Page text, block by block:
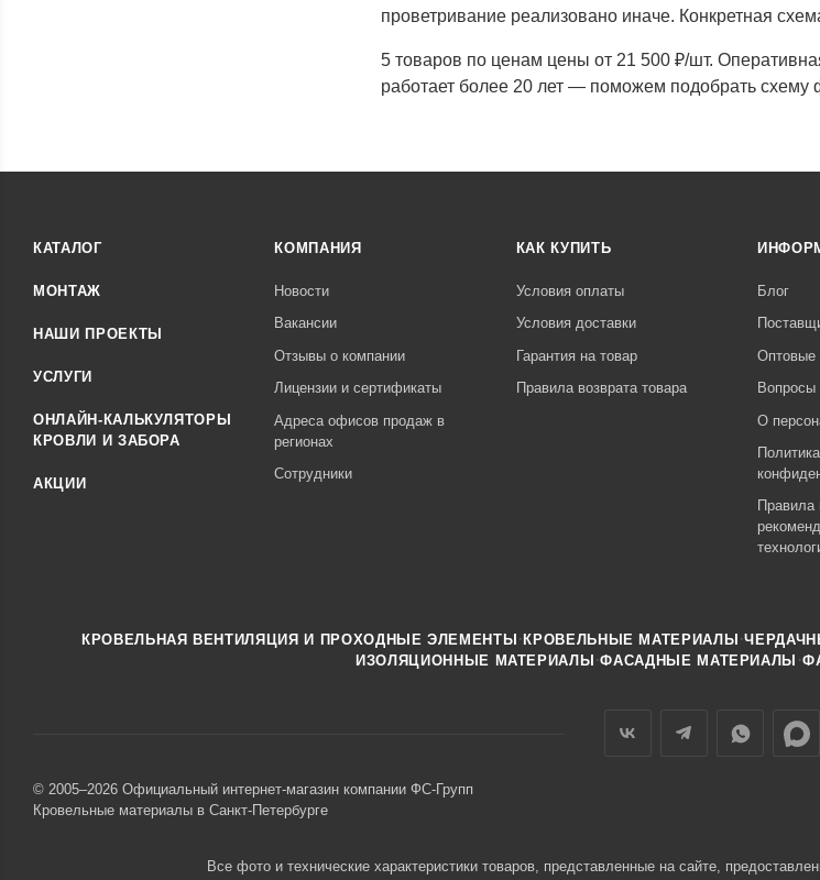
проветривание реализовано иначе. Конкретная
5 товаров по ценам цены от 21 500 ₽/шт.
работает более 20 лет — поможем подобрать схему
КАТАЛОГ
МОНТАЖ
НАШИ ПРОЕКТЫ
УСЛУГИ
ОНЛАЙН-КАЛЬКУЛЯТОРЫ
КРОВЛИ И ЗАБОРА
АКЦИИ
КОМПАНИЯ
Новости
Вакансии
Отзывы о компании
Лицензии и сертификаты
Адреса офисов продаж в
регионах
Сотрудники
КАК КУПИТЬ
Условия оплаты
Условия доставки
Гарантия на товар
Правила возврата товара
Блог
Оптовые
Вопросы
О
Политика
Правила
КРОВЕЛЬНАЯ ВЕНТИЛЯЦИЯ И ПРОХОДНЫЕ ЭЛЕМЕНТЫ ·КРОВЕЛЬНЫЕ МАТЕРИАЛЫ ·
ИЗОЛЯЦИОННЫЕ МАТЕРИАЛЫ ·ФАСАДНЫЕ МАТЕРИАЛЫ ·
© 2005–2026 Официальный интернет-магазин компании ФС-Групп
Кровельные материалы в Санкт-Петербурге
Все фото и технические характеристики товаров, представленные на сайте,